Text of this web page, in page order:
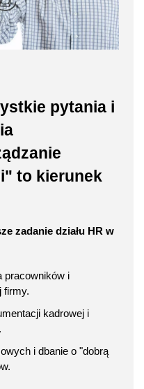
pytania i
to kierunek
zadanie działu HR w
pracowników i
firmy.
kadrowej i
i dbanie o "dobrą